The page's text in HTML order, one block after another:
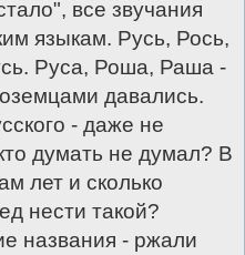
все звучания
языкам. Русь, Рось,
Руса, Роша, Раша -
давались.
- даже не
думать не думал? В
лет и сколько
нести такой?
названия - ржали